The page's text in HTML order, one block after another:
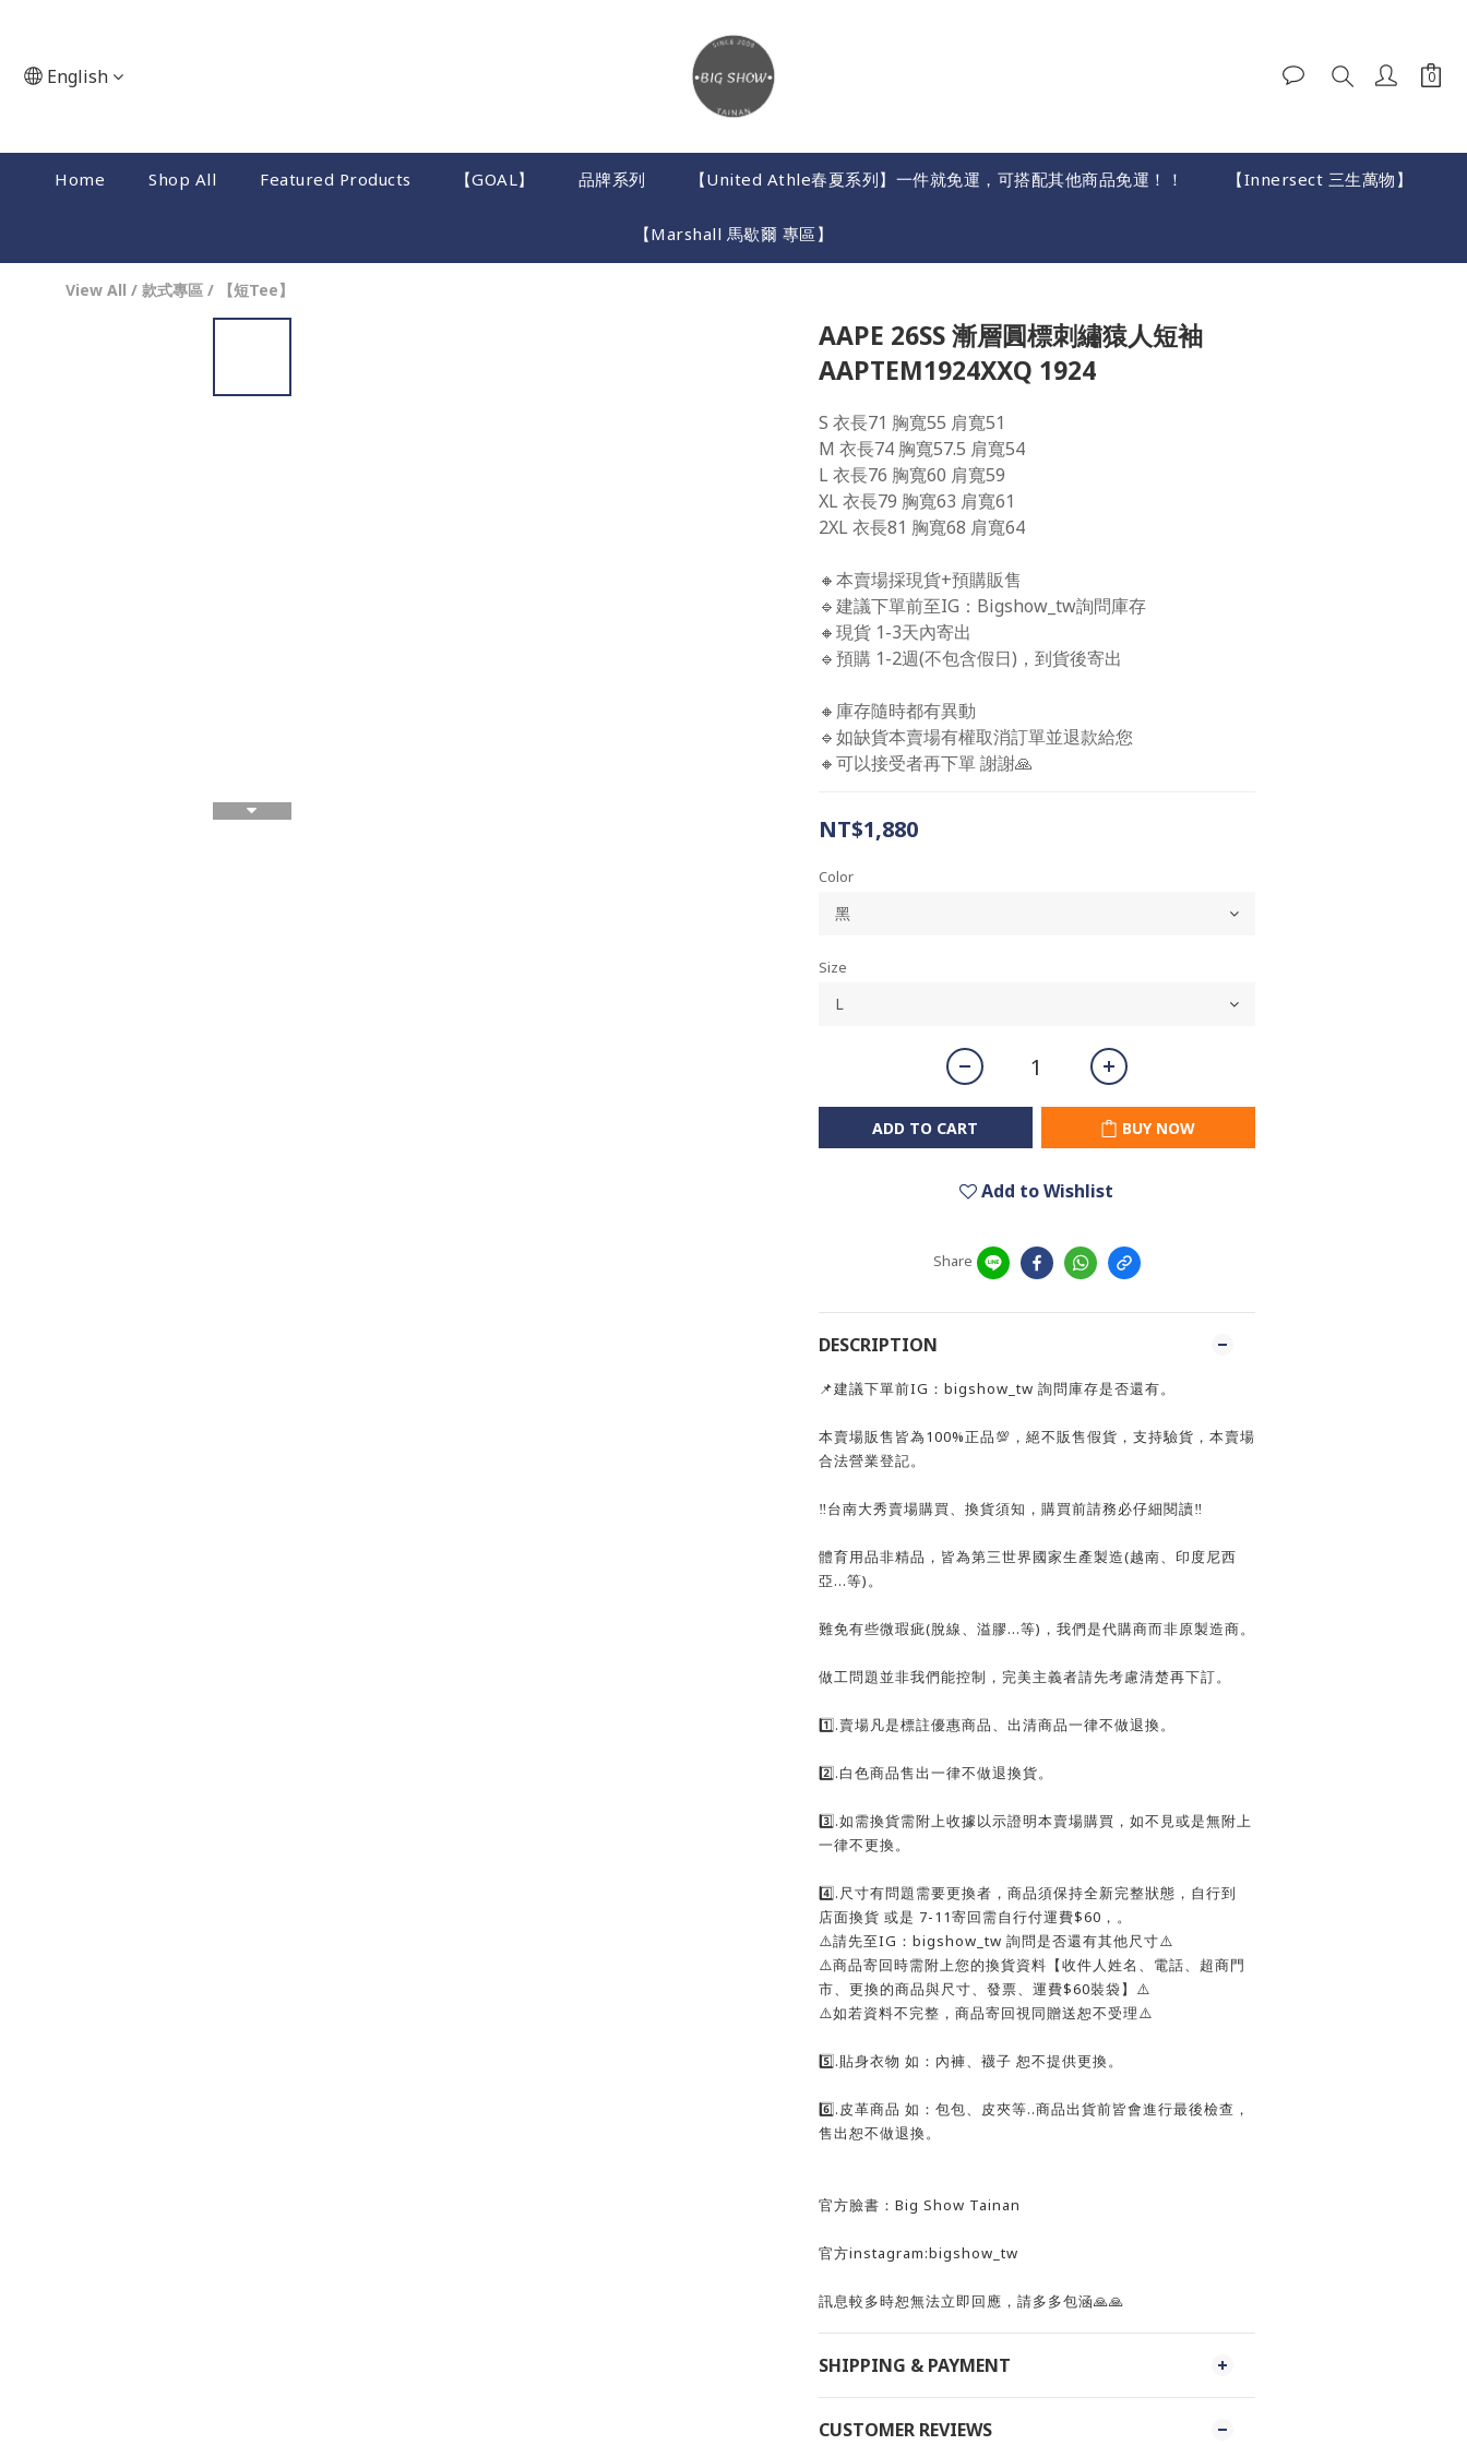
English
Home Shop All Featured Products 【GOAL】 品牌系列 【United Athle春夏系列】一件就免運，可搭配其他商品免運！！ 【Innersect 三生萬物】
【Marshall 馬歇爾 專區】
View All / 款式專區 / 【短Tee】
AAPE 26SS 漸層圓標刺繡猿人短袖
AAPTEM1924XXQ 1924
S 衣長71 胸寬55 肩寬51
M 衣長74 胸寬57.5 肩寬54
L 衣長76 胸寬60 肩寬59
XL 衣長79 胸寬63 肩寬61
2XL 衣長81 胸寬68 肩寬64
🔸本賣場採現貨+預購販售
🔹建議下單前至IG：Bigshow_tw詢問庫存
🔸現貨 1-3天內寄出
🔹預購 1-2週(不包含假日)，到貨後寄出
🔸庫存隨時都有異動
🔹如缺貨本賣場有權取消訂單並退款給您
🔸可以接受者再下單 謝謝🙏
NT$1,880
Color
Size
ADD TO CART BUY NOW
Add to Wishlist
Share
DESCRIPTION
📌建議下單前IG：bigshow_tw 詢問庫存是否還有。
本賣場販售皆為100%正品💯，絕不販售假貨，支持驗貨，本賣場
合法營業登記。
‼️台南大秀賣場購買、換貨須知，購買前請務必仔細閱讀‼️
體育用品非精品，皆為第三世界國家生產製造(越南、印度尼西
亞…等)。
難免有些微瑕疵(脫線、溢膠…等)，我們是代購商而非原製造商。
做工問題並非我們能控制，完美主義者請先考慮清楚再下訂。
1️⃣.賣場凡是標註優惠商品、出清商品一律不做退換。
2️⃣.白色商品售出一律不做退換貨。
3️⃣.如需換貨需附上收據以示證明本賣場購買，如不見或是無附上
一律不更換。
4️⃣.尺寸有問題需要更換者，商品須保持全新完整狀態，自行到
店面換貨 或是 7-11寄回需自行付運費$60，。
⚠️請先至IG：bigshow_tw 詢問是否還有其他尺寸⚠️
⚠️商品寄回時需附上您的換貨資料【收件人姓名、電話、超商門
市、更換的商品與尺寸、發票、運費$60裝袋】⚠️
⚠️如若資料不完整，商品寄回視同贈送恕不受理⚠️
5️⃣.貼身衣物 如：內褲、襪子 恕不提供更換。
6️⃣.皮革商品 如：包包、皮夾等..商品出貨前皆會進行最後檢查，
售出恕不做退換。
官方臉書：Big Show Tainan
官方instagram:bigshow_tw
訊息較多時恕無法立即回應，請多多包涵🙏🙏
SHIPPING & PAYMENT
CUSTOMER REVIEWS